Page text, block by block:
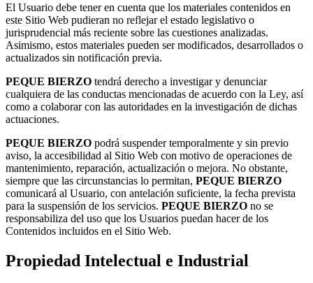
El Usuario debe tener en cuenta que los materiales contenidos en
este Sitio Web pudieran no reflejar el estado legislativo o
jurisprudencial más reciente sobre las cuestiones analizadas.
Asimismo, estos materiales pueden ser modificados, desarrollados o
actualizados sin notificación previa.
PEQUE BIERZO tendrá derecho a investigar y denunciar
cualquiera de las conductas mencionadas de acuerdo con la Ley, así
como a colaborar con las autoridades en la investigación de dichas
actuaciones.
PEQUE BIERZO podrá suspender temporalmente y sin previo
aviso, la accesibilidad al Sitio Web con motivo de operaciones de
mantenimiento, reparación, actualización o mejora. No obstante,
siempre que las circunstancias lo permitan, PEQUE BIERZO
comunicará al Usuario, con antelación suficiente, la fecha prevista
para la suspensión de los servicios. PEQUE BIERZO no se
responsabiliza del uso que los Usuarios puedan hacer de los
Contenidos incluidos en el Sitio Web.
Propiedad Intelectual e Industrial